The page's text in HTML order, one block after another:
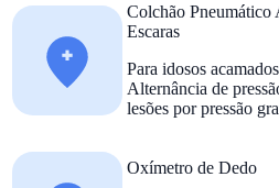
Colchão Pneumático
Escaras
Para idosos
Alternância de
lesões por pressão
Oxímetro de Dedo